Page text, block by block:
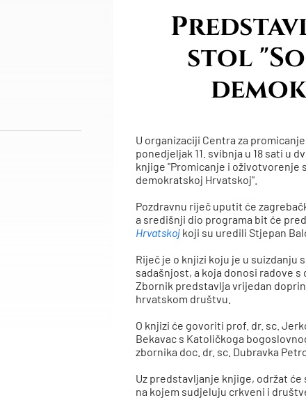
stol
U organizaciji Centra za
ponedjeljak 11. svibnja u 18 sati u
knjige "Promicanje i oživotvorenje
demokratskoj Hrvatskoj".
Pozdravnu riječ uputit će
a središnji dio programa bit će
Hrvatskoj koji su uredili Stjepan
Riječ je o knjizi koju je u suizdanju
sadašnjost, a koja donosi radove
Zbornik predstavlja vrijedan
hrvatskom društvu.
O knjizi će govoriti prof. dr. sc.
Bekavac s Katoličkoga
zbornika doc. dr. sc. Dubravka
Uz predstavljanje knjige, održat
na kojem sudjeluju crkveni i